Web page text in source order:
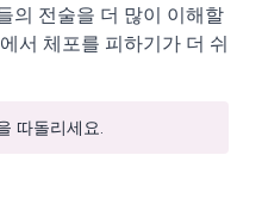
의 전술을 더 많이 이해할
서 체포를 피하기가 더 쉬
따돌리세요.